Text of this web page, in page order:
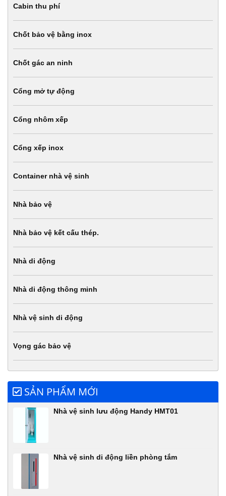
Cabin thu phí
Chốt bảo vệ bằng inox
Chốt gác an ninh
Cổng mở tự động
Cổng nhôm xếp
Cổng xếp inox
Container nhà vệ sinh
Nhà bảo vệ
Nhà bảo vệ kết cấu thép.
Nhà di động
Nhà di động thông minh
Nhà vệ sinh di động
Vọng gác bảo vệ
SẢN PHẨM MỚI
Nhà vệ sinh lưu động Handy HMT01
Nhà vệ sinh di động liền phòng tắm